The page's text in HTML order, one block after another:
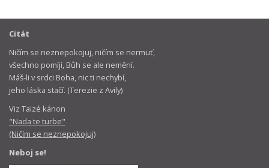
Citát
Ničím se neznepokojuj, ničím se nermuť,
všechno pomíjí, Bůh se ale nemění.
Máš-li v srdci Boha, nic ti nechybí,
jeho láska stačí. (Terezie z Avily)
Viz Taizé kánon
"Nada te turbe"
(Ničím se neznepokojuj)
Neboj se!